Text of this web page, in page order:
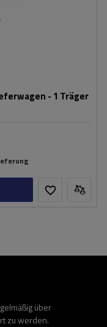
- 1 Träger
über
zu werden.